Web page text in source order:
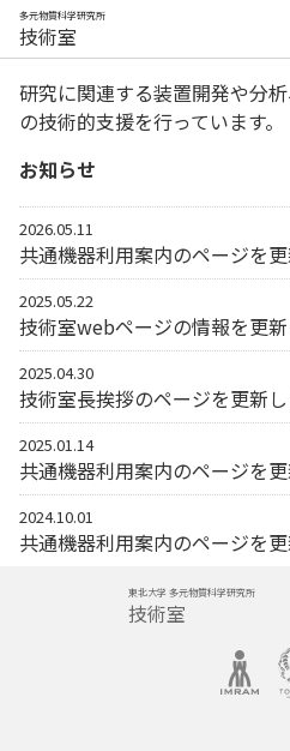
多元物質科学研究所
技術室
研究に関連する装置開発や分
の技術的支援を行っています。
お知らせ
2026.05.11
共通機器利用案内のページを
2025.05.22
技術室webページの情報を更
2025.04.30
技術室長挨拶のページを更新
2025.01.14
共通機器利用案内のページを
2024.10.01
共通機器利用案内のページを
東北大学 多元物質科学研究所
技術室